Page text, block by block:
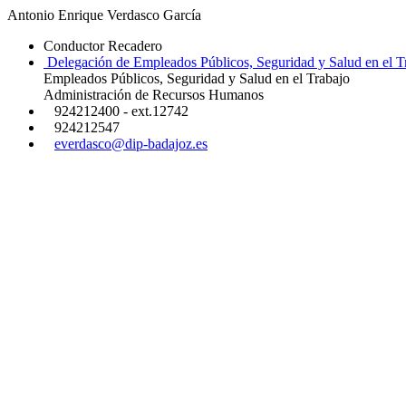
Antonio Enrique Verdasco García
Conductor Recadero
Delegación de Empleados Públicos, Seguridad y Salud en el
Empleados Públicos, Seguridad y Salud en el Trabajo
Administración de Recursos Humanos
924212400 - ext.12742
924212547
everdasco@dip-badajoz.es